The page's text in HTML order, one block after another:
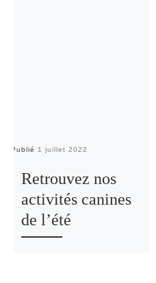
Publié 1 juillet 2022
Retrouvez nos
activités canines
de l’été